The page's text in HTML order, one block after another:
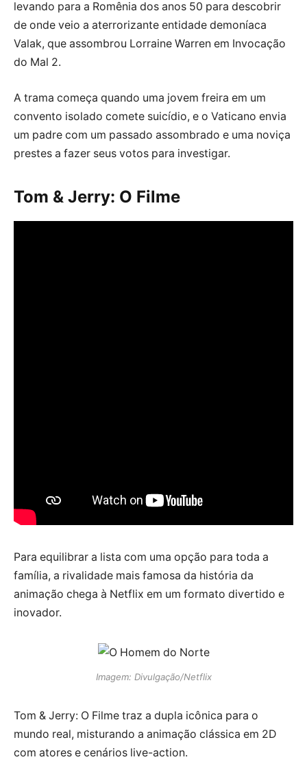
levando para a Romênia dos anos 50 para descobrir
de onde veio a aterrorizante entidade demoníaca
Valak, que assombrou Lorraine Warren em Invocação
do Mal 2.
A trama começa quando uma jovem freira em um
convento isolado comete suicídio, e o Vaticano envia
um padre com um passado assombrado e uma noviça
prestes a fazer seus votos para investigar.
Tom & Jerry: O Filme
Para equilibrar a lista com uma opção para toda a
família, a rivalidade mais famosa da história da
animação chega à Netflix em um formato divertido e
inovador.
Imagem: Divulgação/Netflix
Tom & Jerry: O Filme traz a dupla icônica para o
mundo real, misturando a animação clássica em 2D
com atores e cenários live-action.